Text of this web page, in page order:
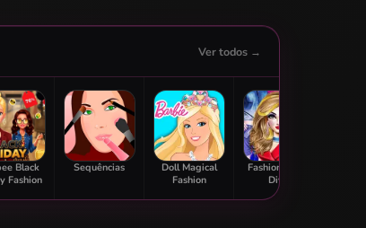
Ver todos →
Black
Fashion
Sequências
Doll Magical
Fashion
Fashion Cover
Diva